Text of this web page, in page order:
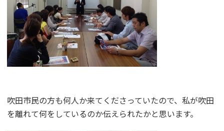
吹田市民の方も何人か来てくださっていたので、私が吹田
を離れて何をしているのか伝えられたかと思います。